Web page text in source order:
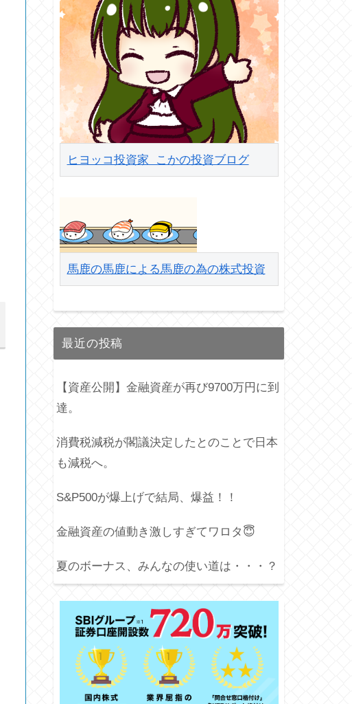
ヒヨッコ投資家 こかの投資ブログ
馬鹿の馬鹿による馬鹿の為の株式投資
最近の投稿
【資産公開】金融資産が再び9700万円に到
達。
消費税減税が閣議決定したとのことで日本
も減税へ。
S&P500が爆上げで結局、爆益！！
金融資産の値動き激しすぎてワロタ😇
夏のボーナス、みんなの使い道は・・・？